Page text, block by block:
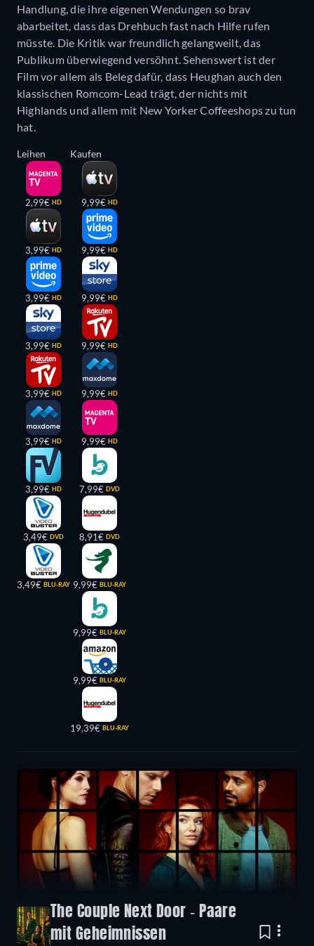
Handlung, die ihre eigenen Wendungen so brav
abarbeitet, dass das Drehbuch fast nach Hilfe rufen
müsste. Die Kritik war freundlich gelangweilt, das
Publikum überwiegend versöhnt. Sehenswert ist der
Film vor allem als Beleg dafür, dass Heughan auch den
klassischen Romcom-Lead trägt, der nichts mit
Highlands und allem mit New Yorker Coffeeshops zu tun
hat.
Leihen
2,99€ HD
3,99€ HD
3,99€ HD
3,99€ HD
3,99€ HD
3,99€ HD
3,99€ HD
3,49€ DVD
3,49€ BLU-RAY
Kaufen
9,99€ HD
9,99€ HD
9,99€ HD
9,99€ HD
9,99€ HD
9,99€ HD
7,99€ DVD
8,91€ DVD
9,99€ BLU-RAY
9,99€ BLU-RAY
9,99€ BLU-RAY
19,39€ BLU-RAY
The Couple Next Door - Paare
mit Geheimnissen